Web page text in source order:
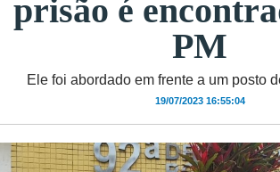
prisão é
PM
Ele foi abordado em frente a um posto
19/07/2023 16:55:04